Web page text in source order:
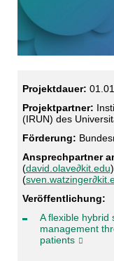
Projektdauer:
Projektpartner:
(IRUN) des
Förderung:
Ansprechpartner
(david.olave∂kit.edu
(
Veröffentlichung:
A flexible hybrid
management
patients